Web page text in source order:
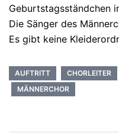
Geburtstagsständchen
Die Sänger des
Es gibt keine
AUFTRITT CHORLEITER
MÄNNERCHOR